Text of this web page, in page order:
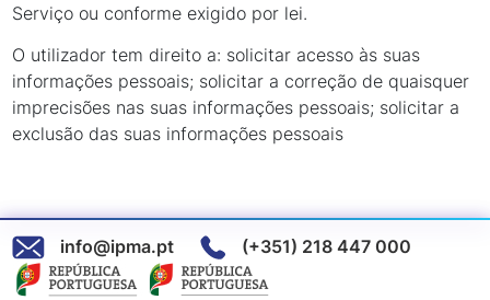
Serviço ou conforme exigido por lei.
O utilizador tem direito a: solicitar acesso às suas
informações pessoais; solicitar a correção de quaisquer
imprecisões nas suas informações pessoais; solicitar a
exclusão das suas informações pessoais
info@ipma.pt (+351) 218 447 000